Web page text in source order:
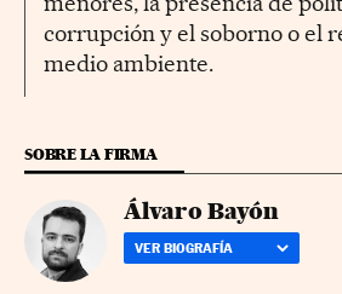
corrupción y el soborno o el
medio ambiente.
SOBRE LA FIRMA
Álvaro Bayón
VER BIOGRAFÍA